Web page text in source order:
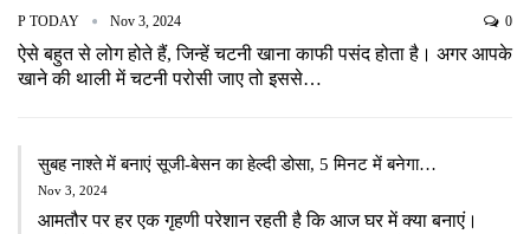
P TODAY Nov 3, 2024 0
ऐसे बहुत से लोग होते हैं, जिन्हें चटनी खाना काफी पसंद होता है। अगर आपके
खाने की थाली में चटनी परोसी जाए तो इससे…
सुबह नाश्ते में बनाएं सूजी-बेसन का हेल्दी डोसा, 5 मिनट में बनेगा…
Nov 3, 2024
आमतौर पर हर एक गृहणी परेशान रहती है कि आज घर में क्या बनाएं।